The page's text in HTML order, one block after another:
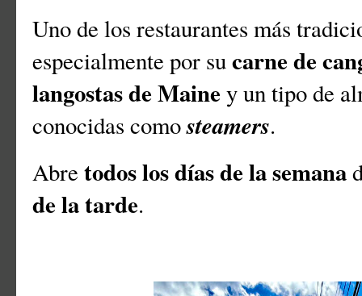
Uno de los restaurantes más
especialmente por sucarne de
langostas de Maine y un tipo de
conocidas comosteamers.
Abre todos los días de la semana
de la tarde.